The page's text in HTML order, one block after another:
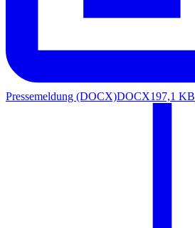
Pressemeldung (DOCX)DOCX197,1 KB